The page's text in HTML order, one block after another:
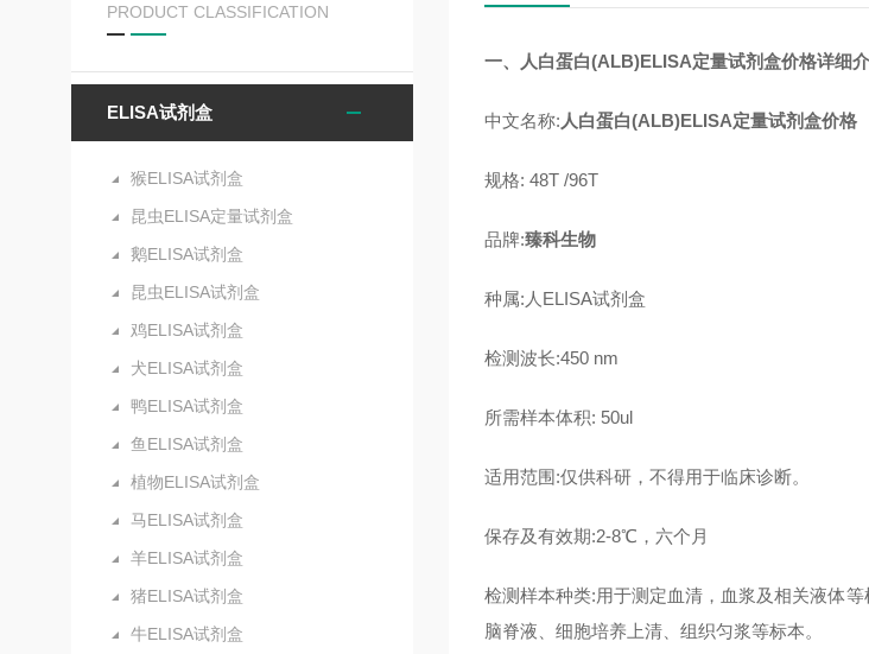
PRODUCT CLASSIFICATION
ELISA试剂盒
猴ELISA试剂盒
昆虫ELISA定量试剂盒
鹅ELISA试剂盒
昆虫ELISA试剂盒
鸡ELISA试剂盒
犬ELISA试剂盒
鸭ELISA试剂盒
鱼ELISA试剂盒
植物ELISA试剂盒
马ELISA试剂盒
羊ELISA试剂盒
猪ELISA试剂盒
牛ELISA试剂盒
一、人白蛋白(ALB)ELISA定量试剂盒价格详细
中文名称: 人白蛋白(ALB)ELISA定量试剂盒价格
规格: 48T /96T
品牌:臻科生物
种属:人ELISA试剂盒
检测波长:450 nm
所需样本体积: 50ul
适用范围:仅供科研，不得用于临床诊断。
保存及有效期:2-8℃，六个月
检测样本种类:用于测定血清，血浆及相关液体
脑脊液、细胞培养上清、组织匀浆等标本。